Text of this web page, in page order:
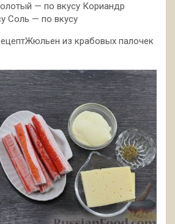
— по вкусу Кориандр
Соль — по вкусу
из крабовых палочек